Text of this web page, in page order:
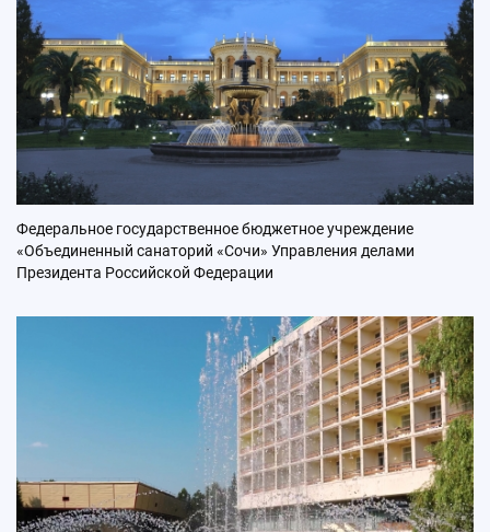
Федеральное государственное бюджетное учреждение
«Объединенный санаторий «Сочи» Управления делами
Президента Российской Федерации